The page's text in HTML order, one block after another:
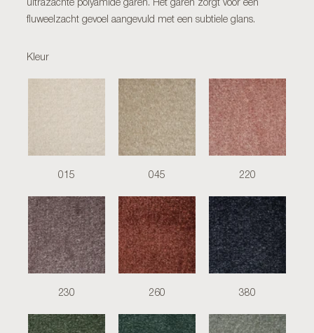
ultrazachte polyamide garen. Het garen zorgt voor een
fluweelzacht gevoel aangevuld met een subtiele glans.
Kleur
015 045 220
230 260 380